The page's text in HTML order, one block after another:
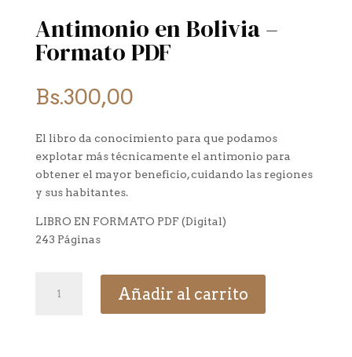
Antimonio en Bolivia –
Formato PDF
Bs.300,00
El libro da conocimiento para que podamos
explotar más técnicamente el antimonio para
obtener el mayor beneficio, cuidando las regiones
y sus habitantes.
LIBRO EN FORMATO PDF (Digital)
243 Páginas
Añadir al carrito